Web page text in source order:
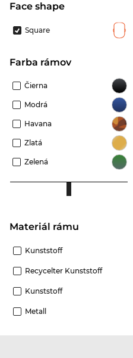
Face shape
Square
Farba rámov
Čierna
Modrá
Havana
Zlatá
Zelená
Materiál rámu
Kunststoff
Recycelter Kunststoff
Kunststoff
Metall